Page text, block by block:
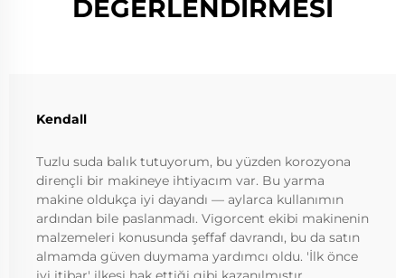
DEĞERLENDİRMESİ
Kendall
Tuzlu suda balık tutuyorum, bu yüzden korozyona
dirençli bir makineye ihtiyacım var. Bu yarma
makine oldukça iyi dayandı — aylarca kullanımın
ardından bile paslanmadı. Vigorcent ekibi makinenin
malzemeleri konusunda şeffaf davrandı, bu da satın
almamda güven duymama yardımcı oldu. 'İlk önce